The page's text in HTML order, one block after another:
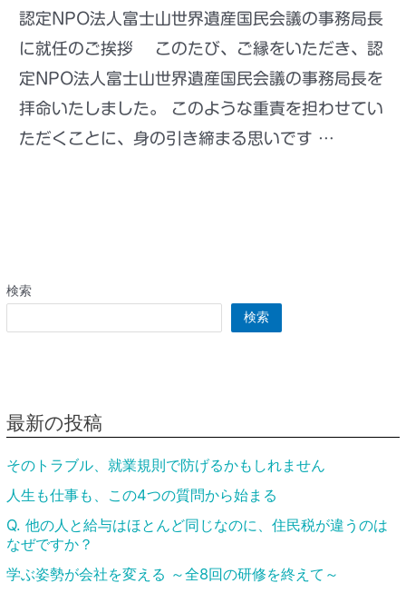
認定NPO法人富士山世界遺産国民会議の事務局長
に就任のご挨拶 このたび、ご縁をいただき、認
定NPO法人富士山世界遺産国民会議の事務局長を
拝命いたしました。 このような重責を担わせてい
ただくことに、身の引き締まる思いです …
検索
検索
最新の投稿
そのトラブル、就業規則で防げるかもしれません
人生も仕事も、この4つの質問から始まる
Q. 他の人と給与はほとんど同じなのに、住民税が違うのは
なぜですか？
学ぶ姿勢が会社を変える ～全8回の研修を終えて～